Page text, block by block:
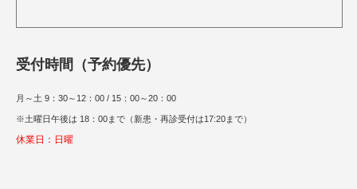
受付時間（予約優先）
月～土 9：30～12：00 / 15：00～20：00
※土曜日午後は 18：00まで（新患・再診受付は17:20まで）
休業日：日曜